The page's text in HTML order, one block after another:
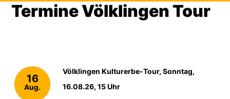
Termine Völklingen Tour
16
Aug.
2026
Völklingen Kulturerbe-Tour, Sonntag,
16.08.26, 15 Uhr